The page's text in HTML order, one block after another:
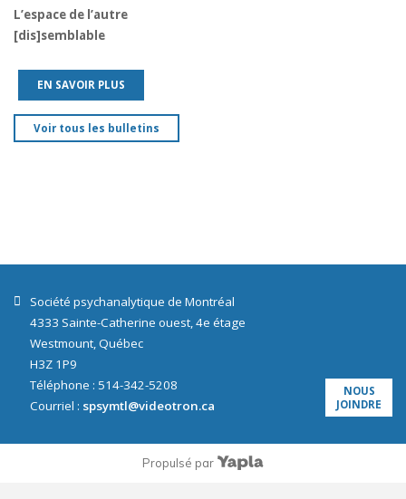
L’espace de l’autre
[dis]semblable
EN SAVOIR PLUS
Voir tous les bulletins
Société psychanalytique de Montréal
4333 Sainte-Catherine ouest, 4e étage
Westmount, Québec
H3Z 1P9
Téléphone : 514-342-5208
Courriel : spsymtl@videotron.ca
NOUS
JOINDRE
Propulsé par